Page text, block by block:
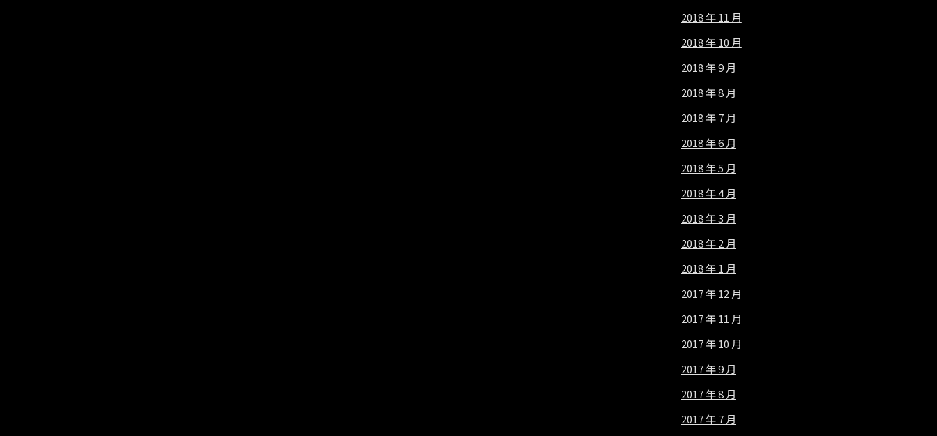
2018 年 11 月
2018 年 10 月
2018 年 9 月
2018 年 8 月
2018 年 7 月
2018 年 6 月
2018 年 5 月
2018 年 4 月
2018 年 3 月
2018 年 2 月
2018 年 1 月
2017 年 12 月
2017 年 11 月
2017 年 10 月
2017 年 9 月
2017 年 8 月
2017 年 7 月